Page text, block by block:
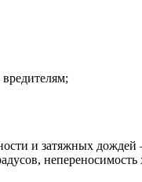
и затяжных дождей
непереносимость